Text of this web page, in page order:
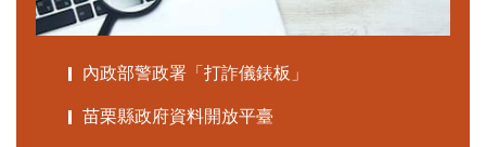
內政部警政署「打詐儀錶板」
苗栗縣政府資料開放平臺